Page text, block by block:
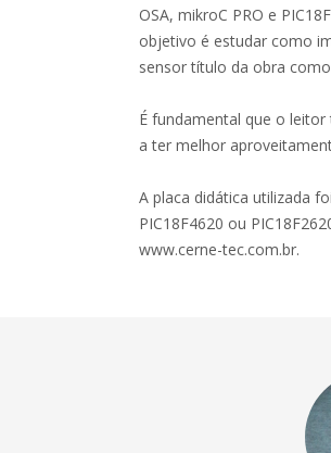
OSA, mikroC PRO e
objetivo é estudar como
sensor título da obra
É fundamental que o
a ter melhor
A placa didática utilizada
PIC18F4620 ou
www.cerne-tec.com.br.